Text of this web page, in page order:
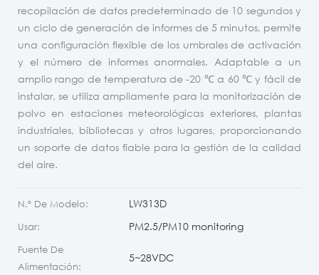
recopilación de datos predeterminado de 10 segundos y
un ciclo de generación de informes de 5 minutos, permite
una configuración flexible de los umbrales de activación
y el número de informes anormales. Adaptable a un
amplio rango de temperatura de -20 ℃ a 60 ℃ y fácil de
instalar, se utiliza ampliamente para la monitorización de
polvo en estaciones meteorológicas exteriores, plantas
industriales, bibliotecas y otros lugares, proporcionando
un soporte de datos fiable para la gestión de la calidad
del aire.
N.º De Modelo: LW313D
Usar: PM2.5/PM10 monitoring
Fuente De
Alimentación:
5~28VDC